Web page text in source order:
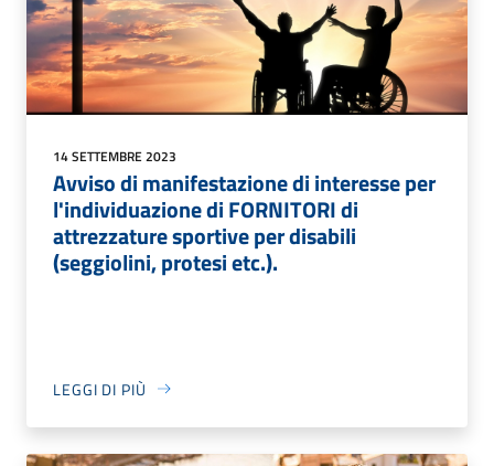
14 SETTEMBRE 2023
Avviso di manifestazione di interesse per
l'individuazione di FORNITORI di
attrezzature sportive per disabili
(seggiolini, protesi etc.).
LEGGI DI PIÙ